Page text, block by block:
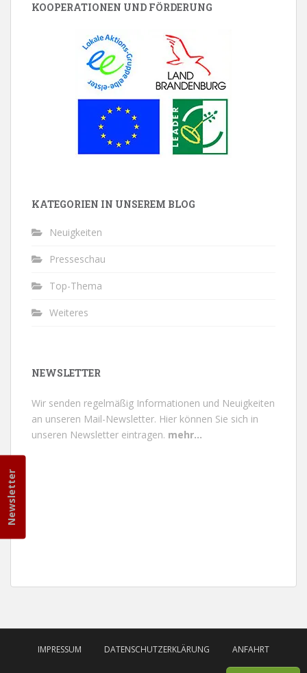
KOOPERATIONEN UND FÖRDERUNG
KATEGORIEN IN UNSEREM BLOG
Neuigkeiten
Presseschau
Top-Thema
Weiteres
NEWSLETTER
Newsletter
Wir senden regelmäßig Informationen und Neuigkeiten
an unseren Mail-Newsletter. Hier können Sie sich in
unseren Newsletter eintragen. mehr...
IMPRESSUM DATENSCHUTZERKLÄRUNG ANFAHRT